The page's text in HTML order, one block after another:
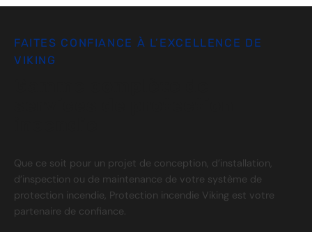
FAITES CONFIANCE À L’EXCELLENCE DE
VIKING
Que ce soit pour un projet de conception, d’installation,
d’inspection ou de maintenance de votre système de
protection incendie, Protection incendie Viking est votre
partenaire de confiance.